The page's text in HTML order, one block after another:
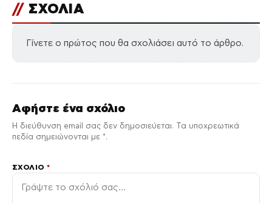
// ΣΧΟΛΙΑ
Γίνετε ο πρώτος που θα σχολιάσει αυτό το άρθρο.
Αφήστε ένα σχόλιο
Η διεύθυνση email σας δεν δημοσιεύεται. Τα υποχρεωτικά
πεδία σημειώνονται με *.
ΣΧΌΛΙΟ*